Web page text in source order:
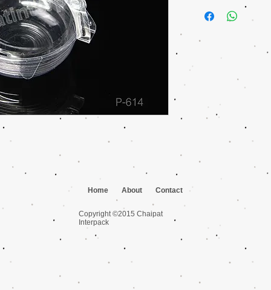
Size(cm): ⌀12.5 x
Home About Contact
Copyright ©2015 Chaipat
Interpack